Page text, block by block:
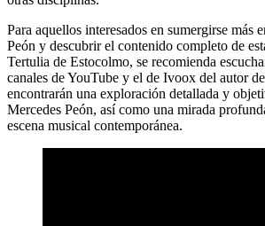
Para aquellos interesados en sumergirse más
Peón y descubrir el contenido completo de
Tertulia de Estocolmo, se recomienda
canales de YouTube y el de Ivoox del autor
encontrarán una exploración detallada y
Mercedes Peón, así como una mirada
escena musical contemporánea.